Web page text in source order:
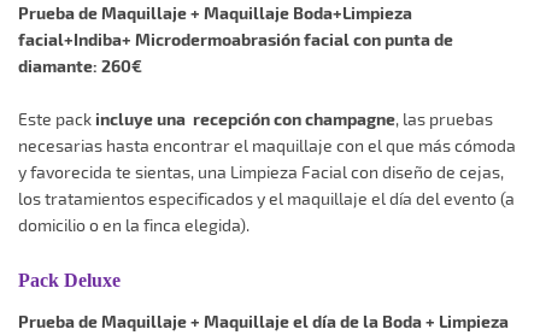
Prueba de Maquillaje + Maquillaje Boda+Limpieza
facial+Indiba+ Microdermoabrasión facial con punta de
diamante: 260€
Este pack incluye una recepción con champagne, las pruebas
necesarias hasta encontrar el maquillaje con el que más cómoda
y favorecida te sientas, una Limpieza Facial con diseño de cejas,
los tratamientos especificados y el maquillaje el día del evento (a
domicilio o en la finca elegida).
Pack Deluxe
Prueba de Maquillaje + Maquillaje el día de la Boda + Limpieza